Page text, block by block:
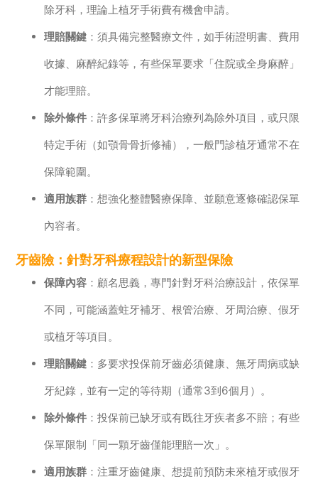
除牙科，理論上植牙手術費有機會申請。
理賠關鍵 ：須具備完整醫療文件，如手術證明書、費用
收據、麻醉紀錄等，有些保單要求「住院或全身麻醉」
才能理賠。
除外條件 ：許多保單將牙科治療列為除外項目，或只限
特定手術（如顎骨骨折修補），一般門診植牙通常不在
保障範圍。
適用族群 ：想強化整體醫療保障、並願意逐條確認保單
內容者。
牙齒險：針對牙科療程設計的新型保險
保障內容 ：顧名思義，專門針對牙科治療設計，依保單
不同，可能涵蓋蛀牙補牙、根管治療、牙周治療、假牙
或植牙等項目。
理賠關鍵 ：多要求投保前牙齒必須健康、無牙周病或缺
牙紀錄，並有一定的等待期（通常3到6個月）。
除外條件 ：投保前已缺牙或有既往牙疾者多不賠；有些
保單限制「同一顆牙齒僅能理賠一次」。
適用族群 ：注重牙齒健康、想提前預防未來植牙或假牙